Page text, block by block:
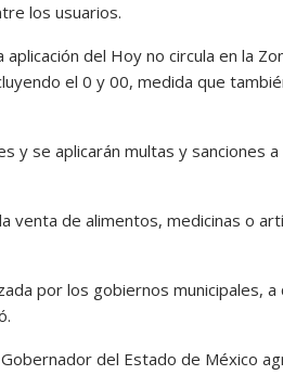
los usuarios.
del Hoy no circula en la
el 0 y 00, medida que
y se aplicarán multas y sanciones a
venta de alimentos, medicinas o
por los gobiernos municipales, a
del Estado de México